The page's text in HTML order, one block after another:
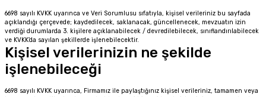
6698 sayılı KVKK uyarınca ve Veri Sorumlusu sıfatıyla, kişisel verileriniz bu sayfada
açıklandığı çerçevede; kaydedilecek, saklanacak, güncellenecek, mevzuatın izin
verdiği durumlarda 3. kişilere açıklanabilecek / devredilebilecek, sınıflandırılabilecek
ve KVKK’da sayılan şekillerde işlenebilecektir.
Kişisel verilerinizin ne şekilde
işlenebileceği
6698 sayılı KVKK uyarınca, Firmamız ile paylaştığınız kişisel verileriniz, tamamen veya